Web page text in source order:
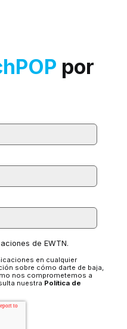
por
de EWTN.
en cualquier
sobre cómo darte de baja,
nos comprometemos a
nuestra Política de